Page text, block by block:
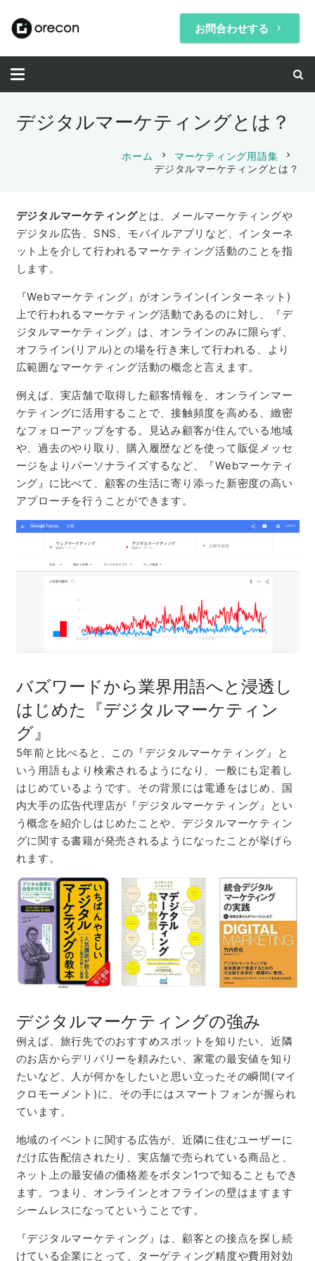
お問合わせする keyboard_arrow_right
デジタルマーケティングとは？
ホーム chevron_right マーケティング用語集 chevron_right
デジタルマーケティングとは？
デジタルマーケティングとは、メールマーケティングや
デジタル広告、SNS、モバイルアプリなど、インターネ
ット上を介して行われるマーケティング活動のことを指
します。
『Webマーケティング』がオンライン(インターネット)
上で行われるマーケティング活動であるのに対し、『デ
ジタルマーケティング』は、オンラインのみに限らず、
オフライン(リアル)との場を行き来して行われる、より
広範囲なマーケティング活動の概念と言えます。
例えば、実店舗で取得した顧客情報を、オンラインマー
ケティングに活用することで、接触頻度を高める、緻密
なフォローアップをする。見込み顧客が住んでいる地域
や、過去のやり取り、購入履歴などを使って販促メッセ
ージをよりパーソナライズするなど、『Webマーケティ
ング』に比べて、顧客の生活に寄り添った新密度の高い
アプローチを行うことができます。
バズワードから業界用語へと浸透し
はじめた『デジタルマーケティン
グ』
5年前と比べると、この『デジタルマーケティング』と
いう用語もより検索されるようになり、一般にも定着し
はじめているようです。その背景には電通をはじめ、国
内大手の広告代理店が『デジタルマーケティング』とい
う概念を紹介しはじめたことや、デジタルマーケティン
グに関する書籍が発売されるようになったことが挙げら
れます。
デジタルマーケティングの強み
例えば、旅行先でのおすすめスポットを知りたい、近隣
のお店からデリバリーを頼みたい、家電の最安値を知り
たいなど、人が何かをしたいと思い立ったその瞬間(マイ
クロモーメント)に、その手にはスマートフォンが握られ
ています。
地域のイベントに関する広告が、近隣に住むユーザーに
だけ広告配信されたり、実店舗で売られている商品と、
ネット上の最安値の価格差をボタン1つで知ることもでき
ます。つまり、オンラインとオフラインの壁はますます
シームレスになってということです。
『デジタルマーケティング』は、顧客との接点を探し続
けている企業にとって、ターゲティング精度や費用対効